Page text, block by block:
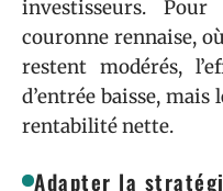
investisseurs.
couronne rennaise,
restent modérés,
d’entrée baisse,
rentabilité nette.
Adapter la